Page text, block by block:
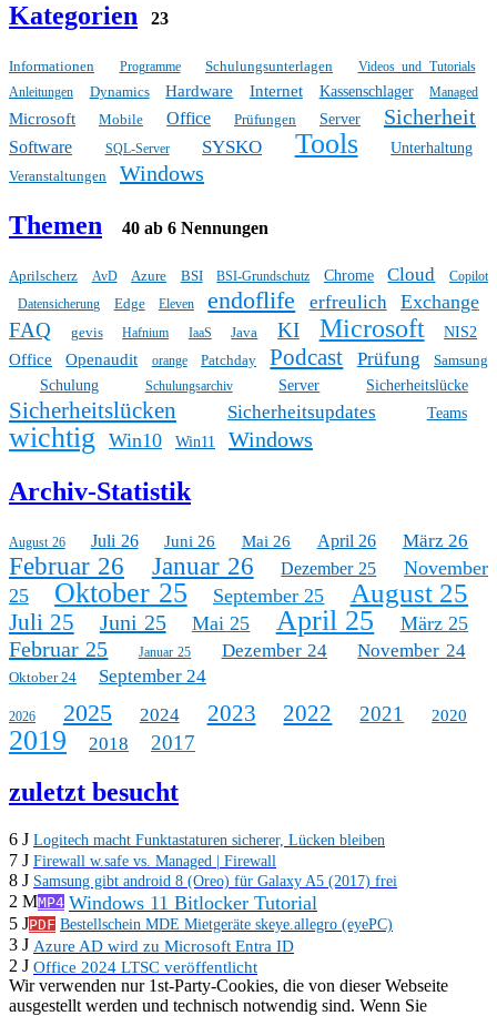
Kategorien 23
Informationen Programme Schulungsunterlagen
Videos und Tutorials
Anleitungen
Dynamics Hardware Internet Kassenschlager Managed
Microsoft Mobile Office Prüfungen Server Sicherheit
Software SQL-Server SYSKO Tools
Unterhaltung
Veranstaltungen
Windows
Themen 40 ab 6 Nennungen
Aprilscherz AvD Azure BSI BSI-Grundschutz Chrome Cloud
Copilot
Datensicherung
Edge Eleven endoflife erfreulich Exchange
FAQ gevis Hafnium IaaS Java KI Microsoft NIS2
Office Openaudit orange Patchday Podcast Prüfung
Samsung
Schulung
Schulungsarchiv Server Sicherheitslücke
Sicherheitslücken Sicherheitsupdates Teams
wichtig Win10 Win11 Windows
Archiv-Statistik
August 26 Juli 26 Juni 26 Mai 26 April 26 März 26
Februar 26 Januar 26 Dezember 25
November
25
Oktober 25 September 25 August 25
Juli 25 Juni 25 Mai 25 April 25 März 25
Februar 25 Januar 25 Dezember 24 November 24
Oktober 24 September 24
2026 2025 2024 2023 2022 2021 2020
2019 2018 2017
zuletzt besucht
6 J Logitech macht Funktastaturen sicherer, Lücken bleiben
7 J Firewall w.safe vs. Managed | Firewall
8 J Samsung gibt android 8 (Oreo) für Galaxy A5 (2017) frei
2 MMP4 Windows 11 Bitlocker Tutorial
5 JPDF Bestellschein MDE Mietgeräte skeye.allegro (eyePC)
3 J Azure AD wird zu Microsoft Entra ID
2 J Office 2024 LTSC veröffentlicht
Wir verwenden nur 1st-Party-Cookies, die von dieser Webseite
ausgestellt werden und technisch notwendig sind. Wenn Sie